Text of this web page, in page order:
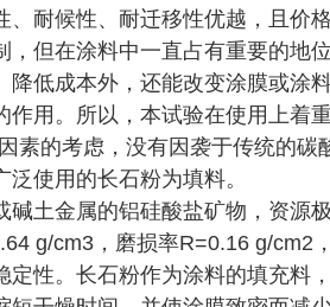
耐候性、耐迁移性优越，且价
但在涂料中一直占有重要的地
低成本外，还能改变涂膜或涂
用。所以，本试验在使用上着
素的考虑，没有因袭于传统的碳
使用的长石粉为填料。
碱土金属的铝硅酸盐矿物，资源
g/cm3，磨损率R=0.16 g/cm2
定性。长石粉作为涂料的填充料